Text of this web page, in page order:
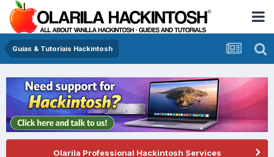
Guias & Tutoriais Hackintosh
Olarila Professional Hackintosh Services